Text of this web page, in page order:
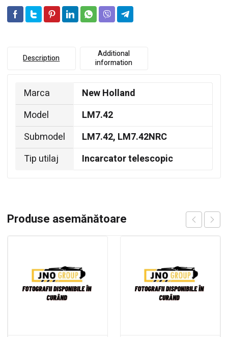
Description
Additional
information
Marca
New Holland
Model
LM7.42
Submodel
LM7.42, LM7.42NRC
Tip utilaj
Incarcator telescopic
Produse asemănătoare